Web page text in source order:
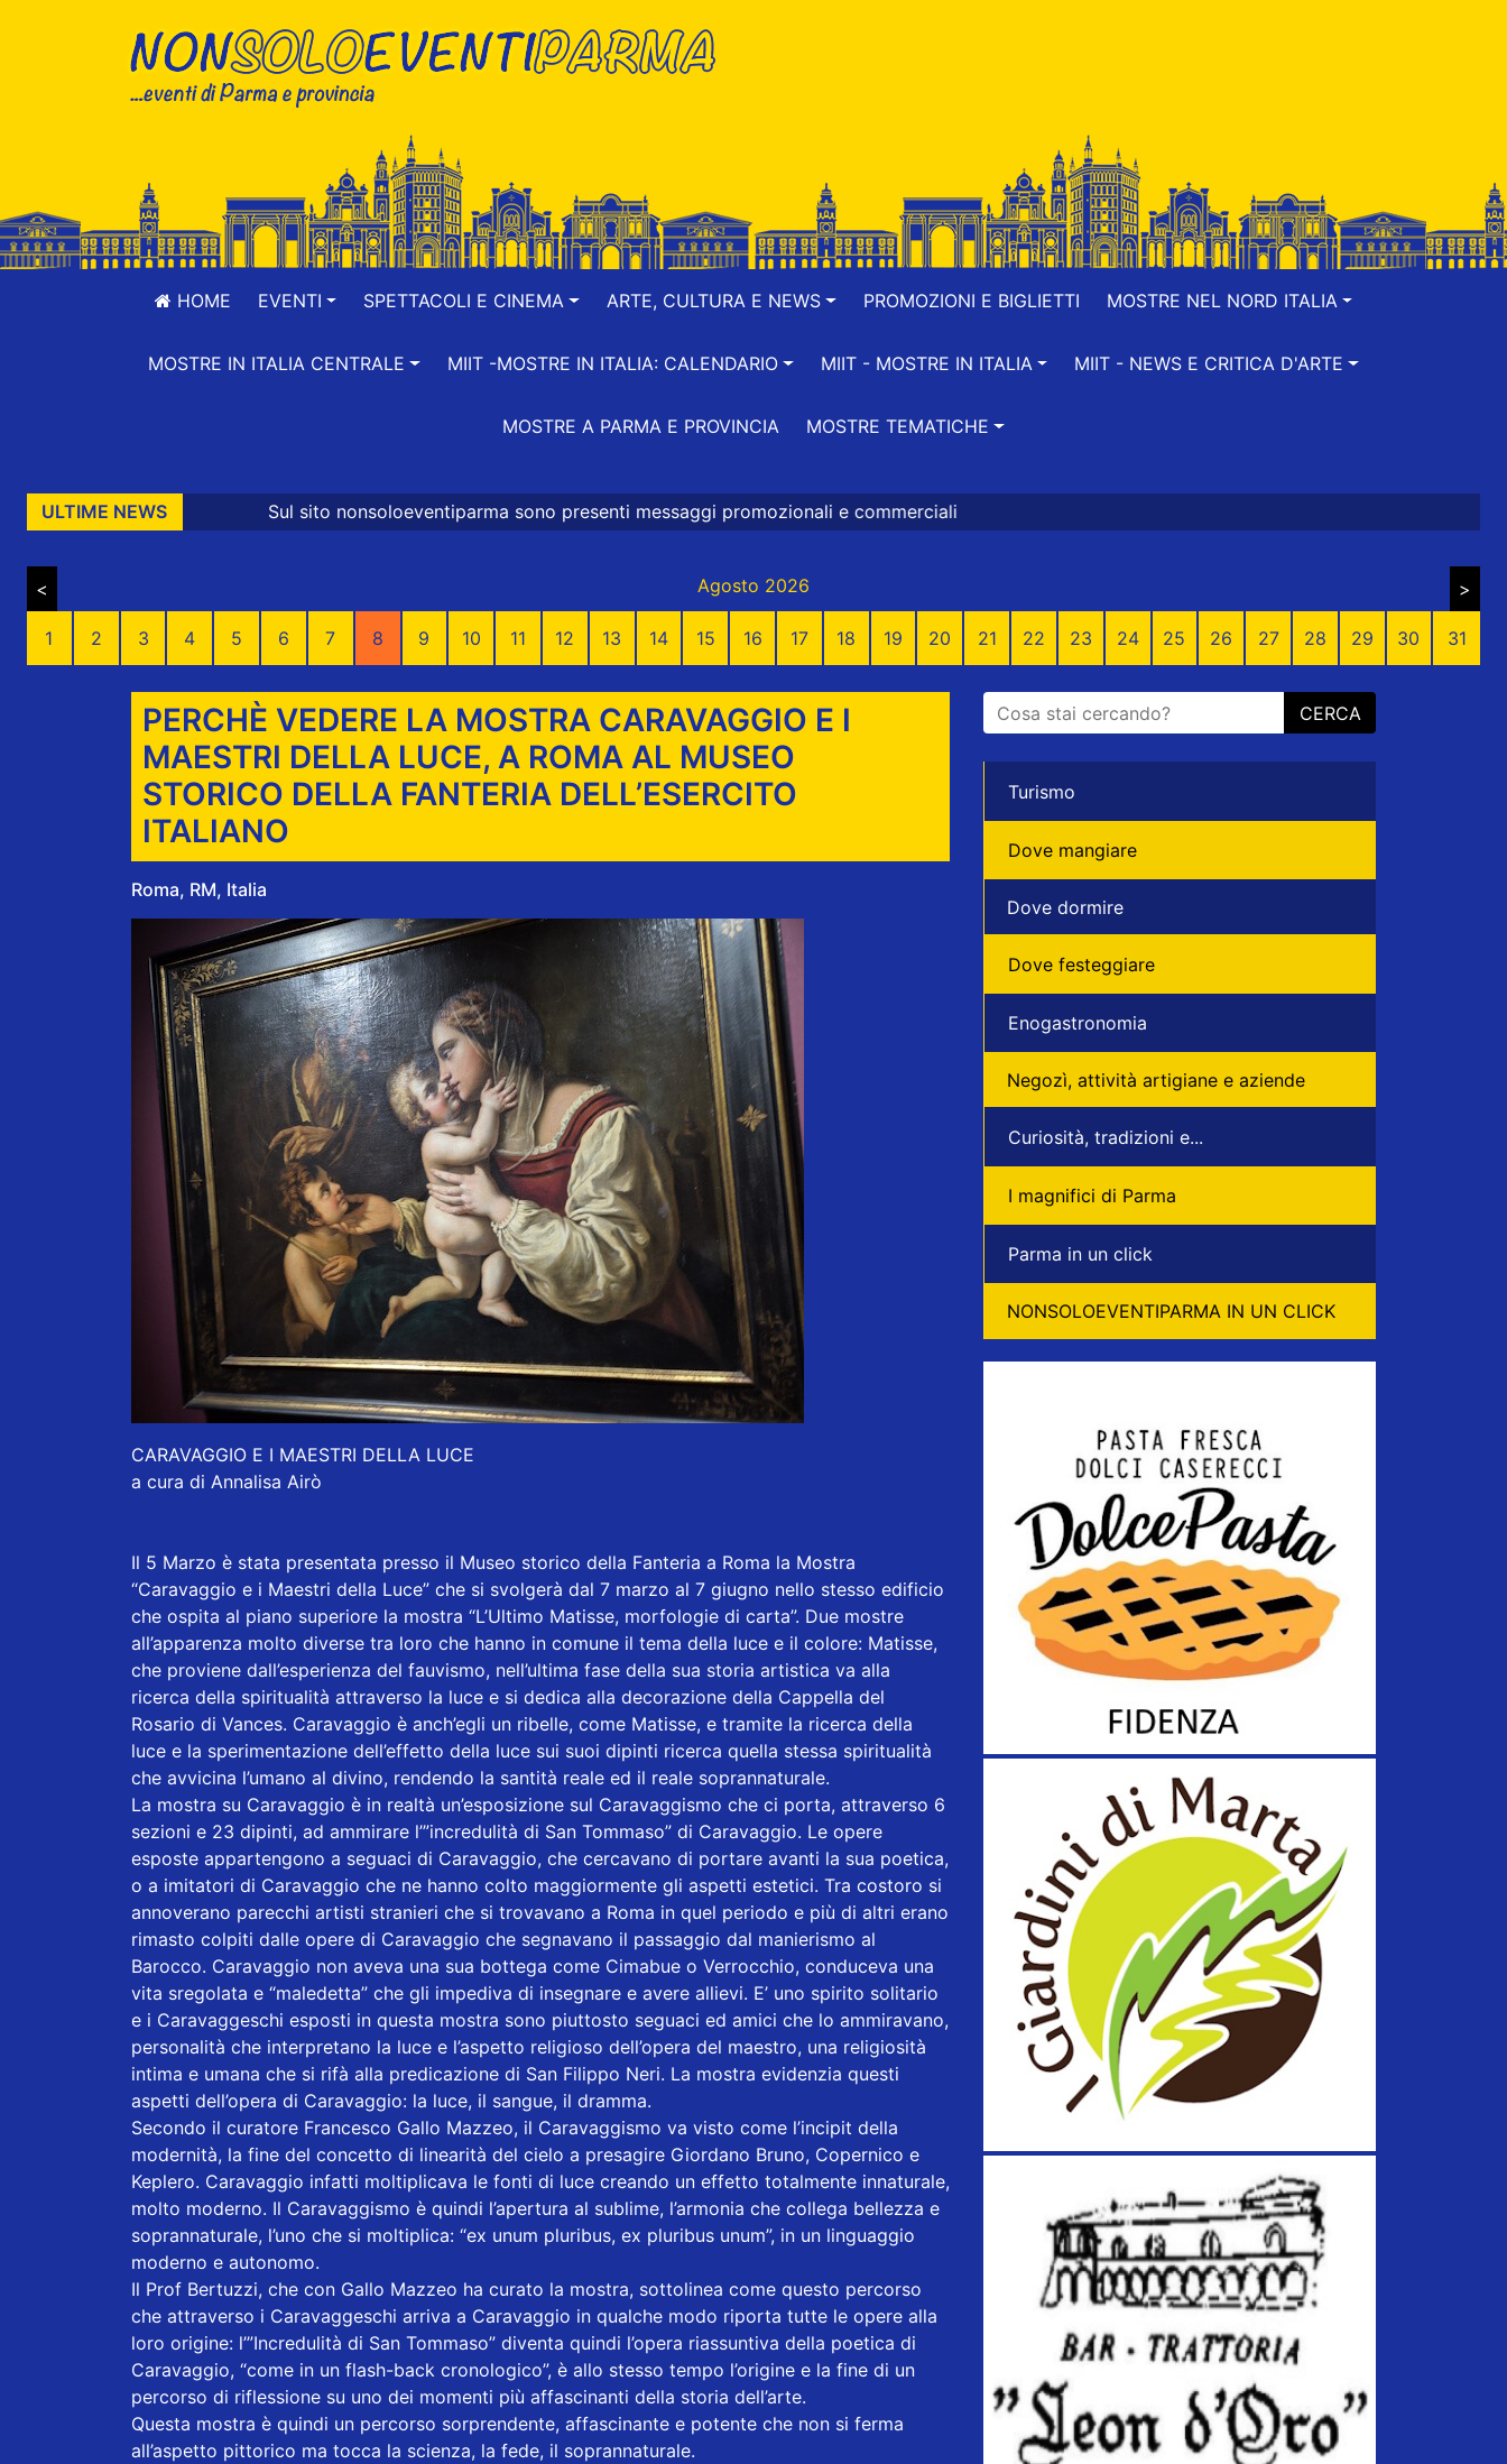
HOME EVENTI SPETTACOLI E CINEMA ARTE, CULTURA E NEWS PROMOZIONI E BIGLIETTI MOSTRE NEL NORD ITALIA
MOSTRE IN ITALIA CENTRALE MIIT -MOSTRE IN ITALIA: CALENDARIO MIIT - MOSTRE IN ITALIA MIIT - NEWS E CRITICA D'ARTE
MOSTRE A PARMA E PROVINCIA MOSTRE TEMATICHE
ULTIME NEWS
sito nonsoloeventiparma sono presenti messaggi promozionali e commerciali
< Agosto 2026 >
1 2 3 4 5 6 7 8 9 10 11 12 13 14 15 16 17 18 19 20 21 22 23 24 25 26 27 28 29 30 31
PERCHÈ VEDERE LA MOSTRA CARAVAGGIO E I
MAESTRI DELLA LUCE, A ROMA AL MUSEO
STORICO DELLA FANTERIA DELL’ESERCITO
ITALIANO
Roma, RM, Italia
CARAVAGGIO E I MAESTRI DELLA LUCE
a cura di Annalisa Airò
Il 5 Marzo è stata presentata presso il Museo storico della Fanteria a Roma la Mostra
“Caravaggio e i Maestri della Luce” che si svolgerà dal 7 marzo al 7 giugno nello stesso edificio
che ospita al piano superiore la mostra “L’Ultimo Matisse, morfologie di carta”. Due mostre
all’apparenza molto diverse tra loro che hanno in comune il tema della luce e il colore: Matisse,
che proviene dall’esperienza del fauvismo, nell’ultima fase della sua storia artistica va alla
ricerca della spiritualità attraverso la luce e si dedica alla decorazione della Cappella del
Rosario di Vances. Caravaggio è anch’egli un ribelle, come Matisse, e tramite la ricerca della
luce e la sperimentazione dell’effetto della luce sui suoi dipinti ricerca quella stessa spiritualità
che avvicina l’umano al divino, rendendo la santità reale ed il reale soprannaturale.
La mostra su Caravaggio è in realtà un’esposizione sul Caravaggismo che ci porta, attraverso 6
sezioni e 23 dipinti, ad ammirare l’”incredulità di San Tommaso” di Caravaggio. Le opere
esposte appartengono a seguaci di Caravaggio, che cercavano di portare avanti la sua poetica,
o a imitatori di Caravaggio che ne hanno colto maggiormente gli aspetti estetici. Tra costoro si
annoverano parecchi artisti stranieri che si trovavano a Roma in quel periodo e più di altri erano
rimasto colpiti dalle opere di Caravaggio che segnavano il passaggio dal manierismo al
Barocco. Caravaggio non aveva una sua bottega come Cimabue o Verrocchio, conduceva una
vita sregolata e “maledetta” che gli impediva di insegnare e avere allievi. E’ uno spirito solitario
e i Caravaggeschi esposti in questa mostra sono piuttosto seguaci ed amici che lo ammiravano,
personalità che interpretano la luce e l’aspetto religioso dell’opera del maestro, una religiosità
intima e umana che si rifà alla predicazione di San Filippo Neri. La mostra evidenzia questi
aspetti dell’opera di Caravaggio: la luce, il sangue, il dramma.
Secondo il curatore Francesco Gallo Mazzeo, il Caravaggismo va visto come l’incipit della
modernità, la fine del concetto di linearità del cielo a presagire Giordano Bruno, Copernico e
Keplero. Caravaggio infatti moltiplicava le fonti di luce creando un effetto totalmente innaturale,
molto moderno. Il Caravaggismo è quindi l’apertura al sublime, l’armonia che collega bellezza e
soprannaturale, l’uno che si moltiplica: “ex unum pluribus, ex pluribus unum”, in un linguaggio
moderno e autonomo.
Il Prof Bertuzzi, che con Gallo Mazzeo ha curato la mostra, sottolinea come questo percorso
che attraverso i Caravaggeschi arriva a Caravaggio in qualche modo riporta tutte le opere alla
loro origine: l’”Incredulità di San Tommaso” diventa quindi l’opera riassuntiva della poetica di
Caravaggio, “come in un flash-back cronologico”, è allo stesso tempo l’origine e la fine di un
percorso di riflessione su uno dei momenti più affascinanti della storia dell’arte.
Questa mostra è quindi un percorso sorprendente, affascinante e potente che non si ferma
all’aspetto pittorico ma tocca la scienza, la fede, il soprannaturale.
CERCA
Turismo
Dove mangiare
Dove dormire
Dove festeggiare
Enogastronomia
Negozì, attività artigiane e aziende
Curiosità, tradizioni e...
I magnifici di Parma
Parma in un click
NONSOLOEVENTIPARMA IN UN CLICK